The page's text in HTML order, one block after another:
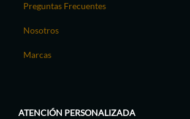
Preguntas Frecuentes
Nosotros
Marcas
ATENCIÓN PERSONALIZADA